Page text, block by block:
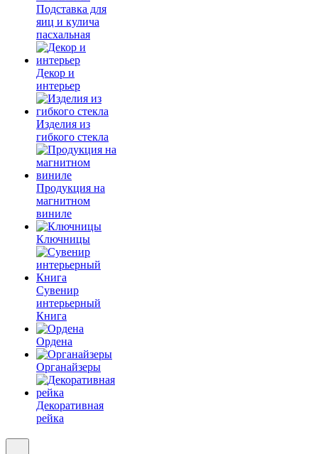
Подставка для
яиц и кулича
пасхальная
Декор и
интерьер
Изделия из
гибкого стекла
Продукция на
магнитном
виниле
Ключницы
Сувенир
интерьерный
Книга
Ордена
Органайзеры
Декоративная
рейка